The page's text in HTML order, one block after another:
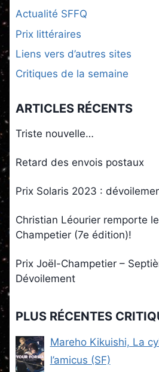
Actualité SFFQ
Prix littéraires
Liens vers d’autres sites
Critiques de la semaine
ARTICLES RÉCENTS
Triste nouvelle…
Retard des envois postaux
Prix Solaris 2023 :
Christian Léourier remporte
Champetier (7e édition)!
Prix Joël-Champetier –
Dévoilement
PLUS RÉCENTES
Mareho Kikuishi, La
l’amicus (SF)